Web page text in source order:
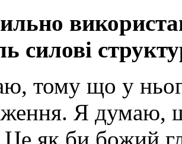
силові
тому що у
Я думаю,
Це як би божий